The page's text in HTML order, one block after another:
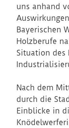
uns anhand
Bayerischen
Holzberufe
Situation des
Nach dem
durch die
Einblicke in